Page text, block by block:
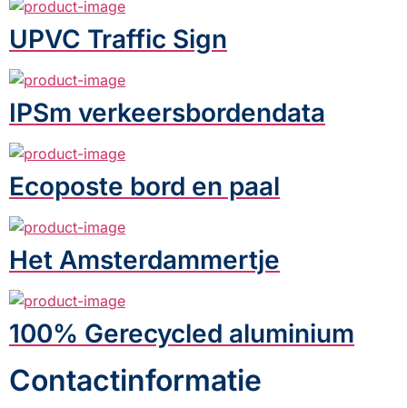
UPVC Traffic Sign
IPSm verkeersbordendata
Ecoposte bord en paal
Het Amsterdammertje
100% Gerecycled aluminium
Contactinformatie